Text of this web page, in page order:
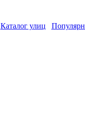
Каталог улиц